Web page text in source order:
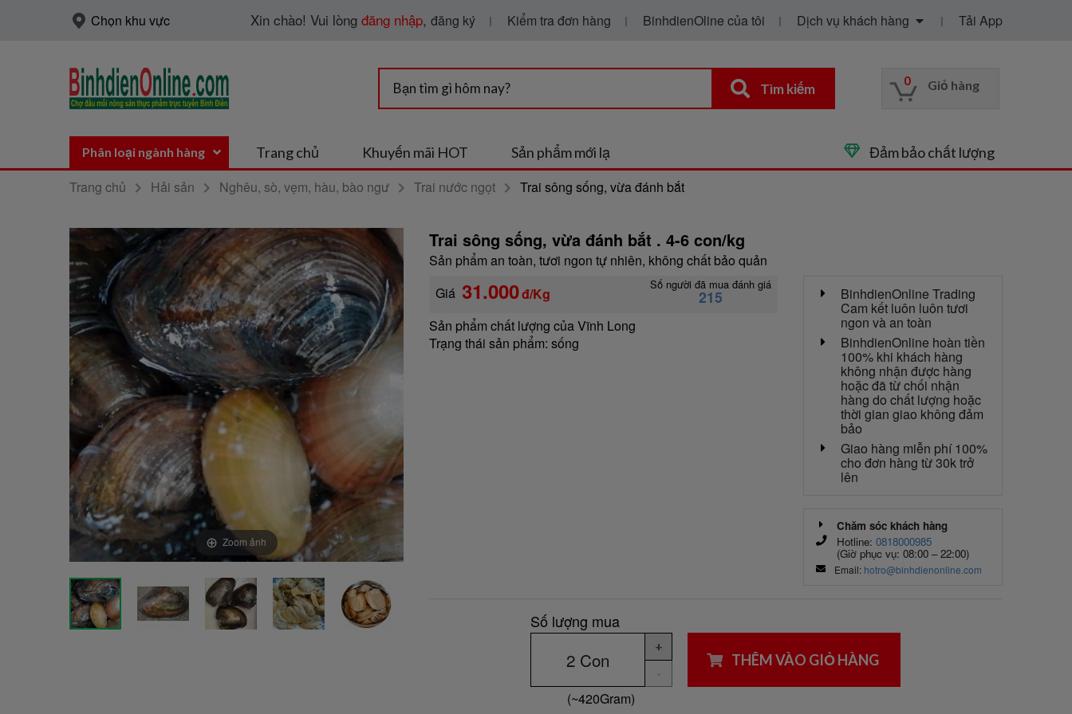
Chọn khu vực Xin chào! Vui lòng đăng nhập, đăng ký Kiểm tra đơn hàng BinhdienOline của tôi Dịch vụ khách hàng Tải App
Tìm kiếm 0 Giỏ hàng
Phân loại ngành hàng Trang chủ Khuyến mãi HOT Sản phẩm mới lạ Đảm bảo chất lượng
Trang chủ Hải sản Nghêu, sò, vẹm, hàu, bào ngư Trai nước ngọt Trai sông sống, vừa đánh bắt
Zoom ảnh
Trai sông sống, vừa đánh bắt . 4-6 con/kg
Sản phẩm an toàn, tươi ngon tự nhiên, không chất bảo quản
Giá 31.000đ/Kg
Số người đã mua đánh giá
215
Sản phẩm chất lượng của Vĩnh Long
Trạng thái sản phẩm: sống
BinhdienOnline Trading
Cam kết luôn luôn tươi
ngon và an toàn
BinhdienOnline hoàn tiền
100% khi khách hàng
không nhận được hàng
hoặc đã từ chối nhận
hàng do chất lượng hoặc
thời gian giao không đảm
bảo
Giao hàng miễn phí 100%
cho đơn hàng từ 30k trở
lên
Chăm sóc khách hàng
Hotline: 0818000985
(Giờ phục vụ: 08:00 – 22:00)
Email: hotro@binhdienonline.com
Số lượng mua
+
-
(~420Gram)
THÊM VÀO GIỎ HÀNG